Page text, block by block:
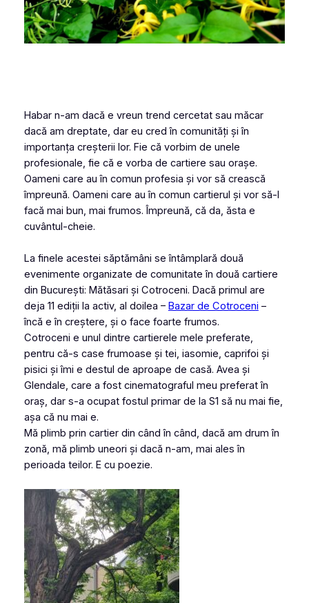
Habar n-am dacă e vreun trend cercetat sau măcar
dacă am dreptate, dar eu cred în comunități și în
importanța creșterii lor. Fie că vorbim de unele
profesionale, fie că e vorba de cartiere sau orașe.
Oameni care au în comun profesia și vor să crească
împreună. Oameni care au în comun cartierul și vor să-l
facă mai bun, mai frumos. Împreună, că da, ăsta e
cuvântul-cheie.
La finele acestei săptămâni se întâmplară două
evenimente organizate de comunitate în două cartiere
din București: Mătăsari și Cotroceni. Dacă primul are
deja 11 ediții la activ, al doilea – Bazar de Cotroceni –
încă e în creștere, și o face foarte frumos.
Cotroceni e unul dintre cartierele mele preferate,
pentru că-s case frumoase și tei, iasomie, caprifoi și
pisici și îmi e destul de aproape de casă. Avea și
Glendale, care a fost cinematograful meu preferat în
oraș, dar s-a ocupat fostul primar de la S1 să nu mai fie,
așa că nu mai e.
Mă plimb prin cartier din când în când, dacă am drum în
zonă, mă plimb uneori și dacă n-am, mai ales în
perioada teilor. E cu poezie.